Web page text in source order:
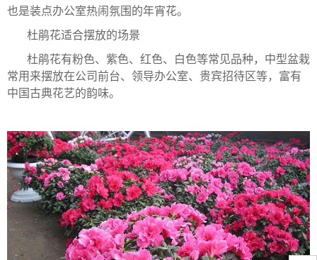
也是装点办公室热闹氛围的年宵花。
杜鹃花适合摆放的场景
杜鹃花有粉色、紫色、红色、白色等常见品种，中型盆栽
常用来摆放在公司前台、领导办公室、贵宾招待区等，富有
中国古典花艺的韵味。